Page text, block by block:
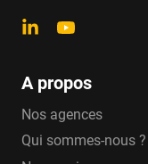
SPHÉRUO
Rexuo,
métrique.
pour des
A propos
Nos agences
Qui sommes-nous ?